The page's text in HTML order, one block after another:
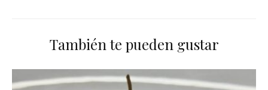
También te pueden gustar